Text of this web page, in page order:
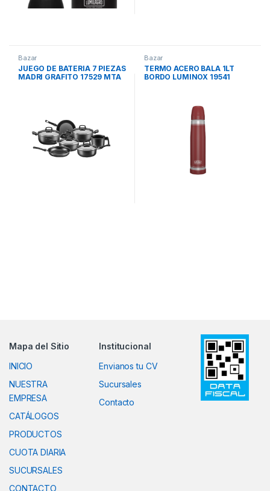
Bazar
JUEGO DE BATERIA 7 PIEZAS
MADRI GRAFITO 17529 MTA
Bazar
TERMO ACERO BALA 1LT
BORDO LUMINOX 19541
Mapa del Sitio
INICIO
NUESTRA
EMPRESA
CATÁLOGOS
PRODUCTOS
CUOTA DIARIA
SUCURSALES
CONTACTO
Institucional
Envianos tu CV
Sucursales
Contacto